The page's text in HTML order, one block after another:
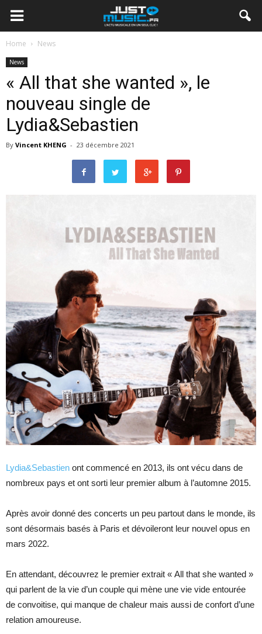
Home News
News
« All that she wanted », le
nouveau single de
Lydia&Sebastien
By Vincent KHENG - 23 décembre 2021
Lydia&Sebastien ont commencé en 2013, ils ont vécu dans de
nombreux pays et ont sorti leur premier album à l’automne 2015.
Après avoir donné des concerts un peu partout dans le monde, ils
sont désormais basés à Paris et dévoileront leur nouvel opus en
mars 2022.
En attendant, découvrez le premier extrait « All that she wanted »
qui parlent de la vie d’un couple qui mène une vie vide entourée
de convoitise, qui manque de chaleur mais aussi de confort d’une
relation amoureuse.